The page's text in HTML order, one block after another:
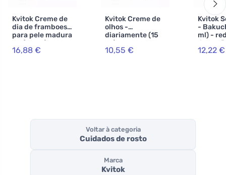
Kvitok Creme de
dia de framboesa
para pele madura
40 (30 ml) - com
vitamina e e
16,88 €
Kvitok Creme de
olhos -
diariamente (15
ml) - com
extractos de
10,55 €
Kvitok
-
ml) -
linhas
12,22 €
Voltar à categoria
Cuidados de rosto
Marca
Kvitok